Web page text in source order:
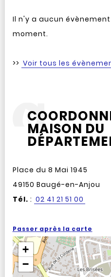
Il n'y a aucun
moment.
>> Voir tous les
MAISON DU
Place du 8 Mai 1945
49150 Baugé-en-Anjou
Tél. : 02 41 21 51 00
Passer après la carte
+
−